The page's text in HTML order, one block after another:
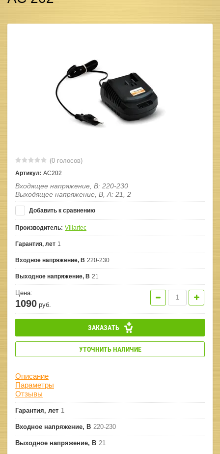
(0 голосов)
Артикул: AC202
Входящее напряжение, В: 220-230
Выходящее напряжение, В, А: 21, 2
Добавить к сравнению
Производитель: Villartec
Гарантия, лет 1
Входное напряжение, В 220-230
Выходное напряжение, В 21
Цена:
1090 руб.
ЗАКАЗАТЬ
УТОЧНИТЬ НАЛИЧИЕ
Описание
Параметры
Отзывы
Гарантия, лет 1
Входное напряжение, В 220-230
Выходное напряжение, В 21